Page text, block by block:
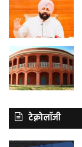
टेक्नोलॉजी